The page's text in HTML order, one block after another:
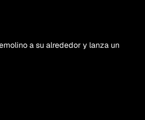
a su alrededor y lanza un